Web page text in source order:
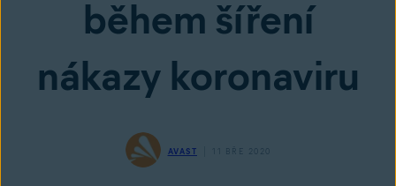
během šíření
nákazy koronaviru
AVAST 11 BŘE 2020